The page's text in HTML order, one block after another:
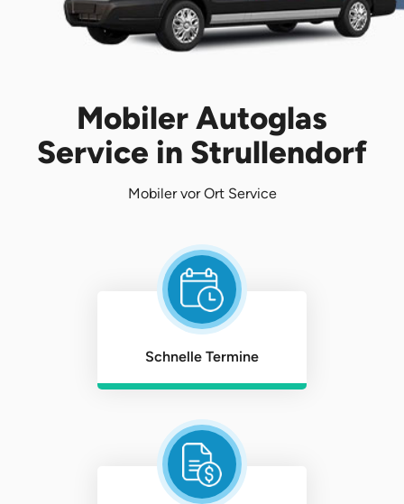
Mobiler Autoglas
Service in Strullendorf
Mobiler vor Ort Service
Schnelle Termine